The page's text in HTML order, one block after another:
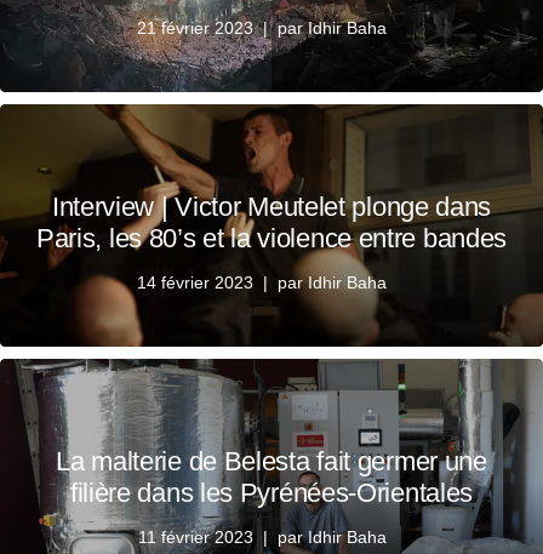
21 février 2023 parIdhir Baha
Interview | Victor Meutelet plonge dans
Paris, les 80’s et la violence entre bandes
14 février 2023 parIdhir Baha
La malterie de Belesta fait germer une
filière dans les Pyrénées-Orientales
11 février 2023 parIdhir Baha